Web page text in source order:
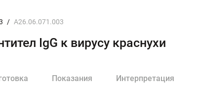
/ A26.06.071.003
IgG к вирусу краснухи
Показания Интерпретация